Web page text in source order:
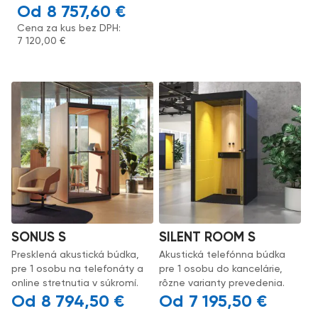
8 757,60 €
Cena za kus bez DPH:
7 120,00€
SONUS S
Presklená akustická búdka,
pre 1 osobu na telefonáty a
online stretnutia v súkromí.
8 794,50 €
SILENT ROOM S
Akustická telefónna búdka
pre 1 osobu do kancelárie,
rôzne varianty prevedenia.
7 195,50 €